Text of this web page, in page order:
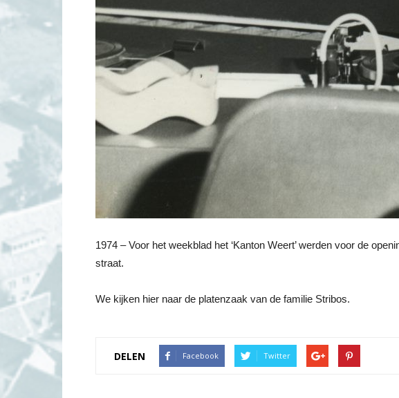
1974 – Voor het weekblad het ‘Kanton Weert’ werden voor de
straat.
We kijken hier naar de platenzaak van de familie Stribos.
DELEN Facebook Twitter